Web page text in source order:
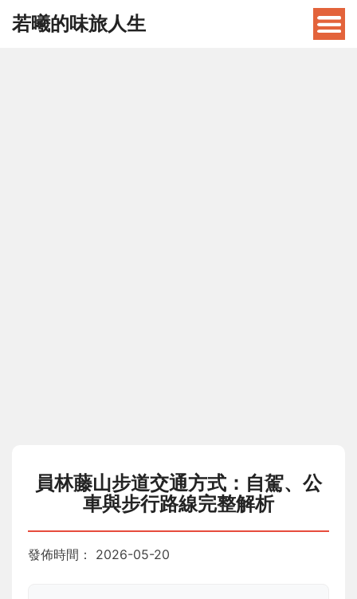
若曦的味旅人生
員林藤山步道交通方式：自駕、公
車與步行路線完整解析
發佈時間： 2026-05-20